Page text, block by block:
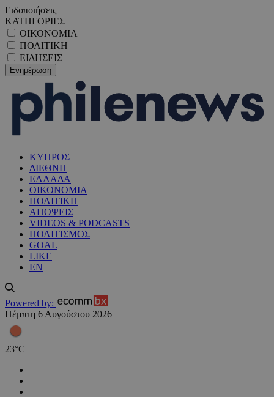
Ειδοποιήσεις
ΚΑΤΗΓΟΡΙΕΣ
ΟΙΚΟΝΟΜΙΑ
ΠΟΛΙΤΙΚΗ
ΕΙΔΗΣΕΙΣ
ΚΥΠΡΟΣ
ΔΙΕΘΝΗ
ΕΛΛΑΔΑ
ΟΙΚΟΝΟΜΙΑ
ΠΟΛΙΤΙΚΗ
ΑΠΟΨΕΙΣ
VIDEOS & PODCASTS
ΠΟΛΙΤΙΣΜΟΣ
GOAL
LIKE
EN
Powered by:
Πέμπτη 6 Αυγούστου 2026
23°C